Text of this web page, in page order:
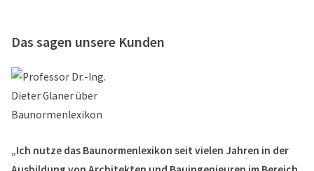
Das sagen unsere Kunden
„Ich nutze das Baunormenlexikon seit vielen Jahren in der